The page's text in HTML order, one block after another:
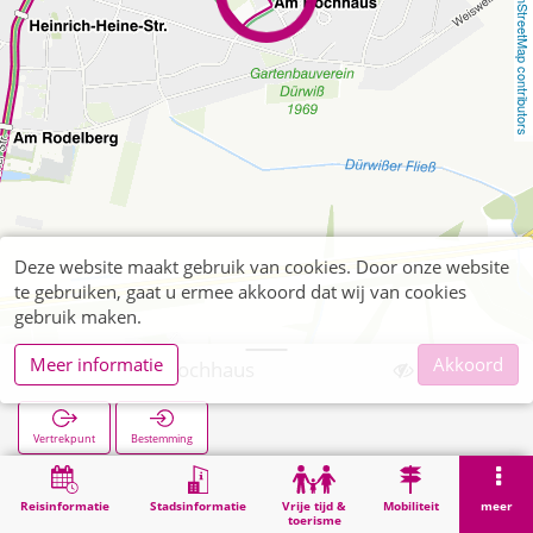
OpenStreetMap contributors
Reisinformatie Stadsinformatie
Vrije tijd &
toerisme
Mobiliteit meer
Dürwiß Am Hochhaus
Vertrekpunt Bestemming
Zoekopracht Dürwiß Am Hochhaus
Deze website maakt gebruik van cookies. Door onze website
te gebruiken, gaat u ermee akkoord dat wij van cookies
gebruik maken.
Meer informatie
Akkoord